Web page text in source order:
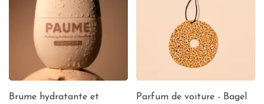
Brume hydratante et
Parfum de voiture - Bagel